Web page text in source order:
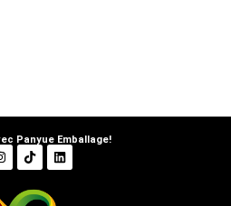
Panyue Emballage!